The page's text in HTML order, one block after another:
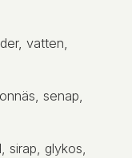
vatten,
senap,
sirap, glykos,